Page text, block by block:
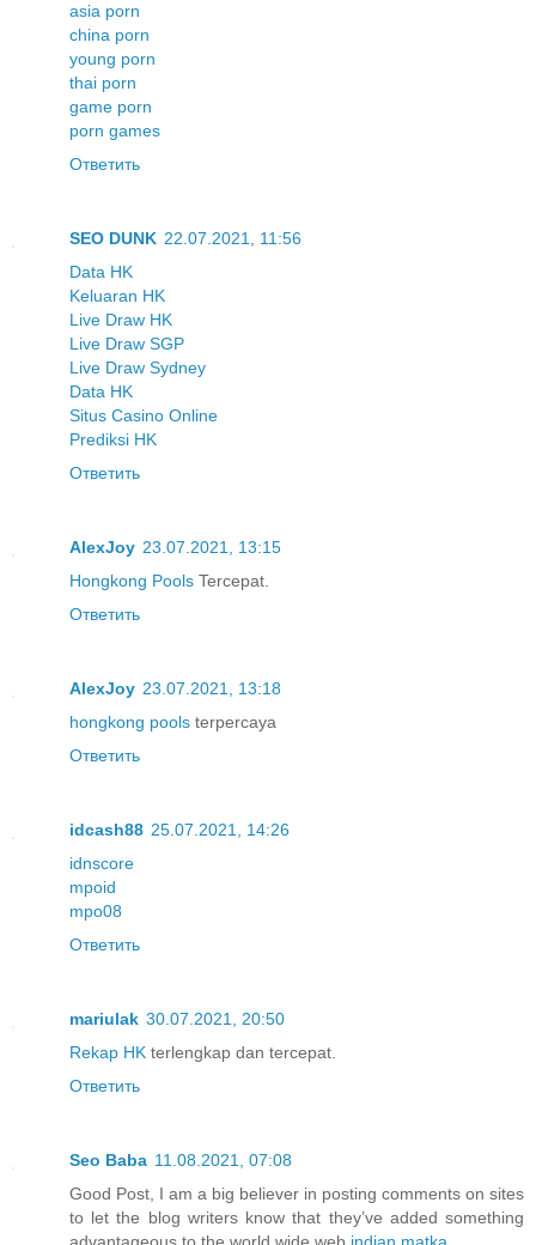
asia porn
china porn
young porn
thai porn
game porn
porn games
Ответить
SEO DUNK 22.07.2021, 11:56
Data HK
Keluaran HK
Live Draw HK
Live Draw SGP
Live Draw Sydney
Data HK
Situs Casino Online
Prediksi HK
Ответить
AlexJoy 23.07.2021, 13:15
Hongkong Pools Tercepat.
Ответить
AlexJoy 23.07.2021, 13:18
hongkong pools terpercaya
Ответить
idcash88 25.07.2021, 14:26
idnscore
mpoid
mpo08
Ответить
mariulak 30.07.2021, 20:50
Rekap HK terlengkap dan tercepat.
Ответить
Seo Baba 11.08.2021, 07:08
Good Post, I am a big believer in posting comments on sites
to let the blog writers know that they’ve added something